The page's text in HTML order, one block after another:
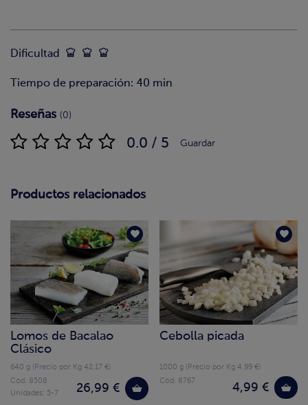
Dificultad
Tiempo de preparación: 40 min
Reseñas (0)
0.0 / 5 Guardar
Productos relacionados
Lomos de Bacalao
Clásico
640 g (Precio por Kg 42.17 €)
26,99 €
Cód. 8508
Unidades: 5-7
Cebolla picada
1000 g (Precio por Kg 4.99 €)
4,99 €
Cód. 8767